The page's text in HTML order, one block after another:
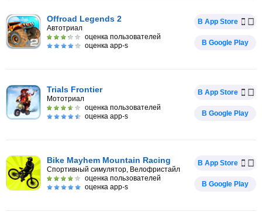
Offroad Legends 2
Автотриал
оценка пользователей
оценка app-s
В App Store
В Google Play
Trials Frontier
Мототриал
оценка пользователей
оценка app-s
В App Store
В Google Play
Bike Mayhem Mountain Racing
Спортивный симулятор, Велофристайл
оценка пользователей
оценка app-s
В App Store
В Google Play